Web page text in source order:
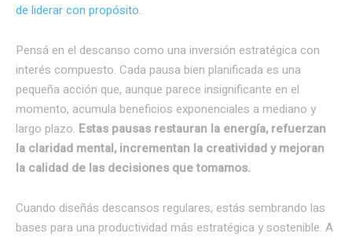
de liderar con propósito.
Pensá en el descanso como una inversión estratégica con
interés compuesto. Cada pausa bien planificada es una
pequeña acción que, aunque parece insignificante en el
momento, acumula beneficios exponenciales a mediano y
largo plazo. Estas pausas restauran la energía, refuerzan
la claridad mental, incrementan la creatividad y mejoran
la calidad de las decisiones que tomamos.
Cuando diseñás descansos regulares, estás sembrando las
bases para una productividad más estratégica y sostenible. A